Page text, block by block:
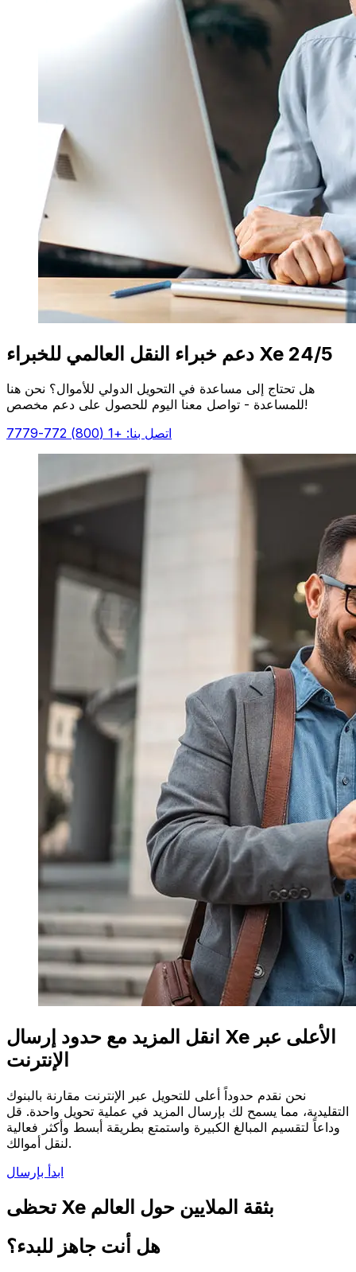
دعم خبراء النقل العالمي للخبراء Xe 24/5
هل تحتاج إلى مساعدة في التحويل الدولي للأموال؟ نحن هنا
للمساعدة - تواصل معنا اليوم للحصول على دعم مخصص!
اتصل بنا: +1 (800) 772-7779
انقل المزيد مع حدود إرسال Xe الأعلى عبر
الإنترنت
نحن نقدم حدوداً أعلى للتحويل عبر الإنترنت مقارنة بالبنوك
التقليدية، مما يسمح لك بإرسال المزيد في عملية تحويل واحدة. قل
وداعاً لتقسيم المبالغ الكبيرة واستمتع بطريقة أبسط وأكثر فعالية
لنقل أموالك.
ابدأ بإرسال
تحظى Xe بثقة الملايين حول العالم
هل أنت جاهز للبدء؟